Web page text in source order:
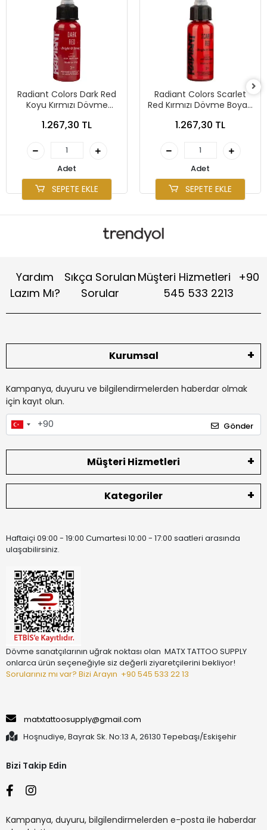
Radiant Colors Dark Red
Koyu Kırmızı Dövme
1.267,30 TL
Adet
SEPETE EKLE
Radiant Colors Scarlet
Red Kırmızı Dövme Boyası
1.267,30 TL
Adet
SEPETE EKLE
Yardım
Lazım Mı?
Sıkça Sorulan
Sorular
Müşteri Hizmetleri
+90
545 533 2213
Kurumsal
Kampanya, duyuru ve bilgilendirmelerden haberdar olmak
için kayıt olun.
Gönder
Müşteri Hizmetleri
Kategoriler
Haftaiçi 09:00 - 19:00 Cumartesi 10:00 - 17:00 saatleri arasında
ulaşabilirsiniz.
Dövme sanatçılarının uğrak noktası olan MATX TATTOO SUPPLY
onlarca ürün seçeneğiyle siz değerli ziyaretçilerini bekliyor!
Sorularınız mı var? Bizi Arayın +90 545 533 22 13
matxtattoosupply@gmail.com
Hoşnudiye, Bayrak Sk. No:13 A, 26130 Tepebaşı/Eskişehir
Bizi Takip Edin
Kampanya, duyuru, bilgilendirmelerden e-posta ile haberdar